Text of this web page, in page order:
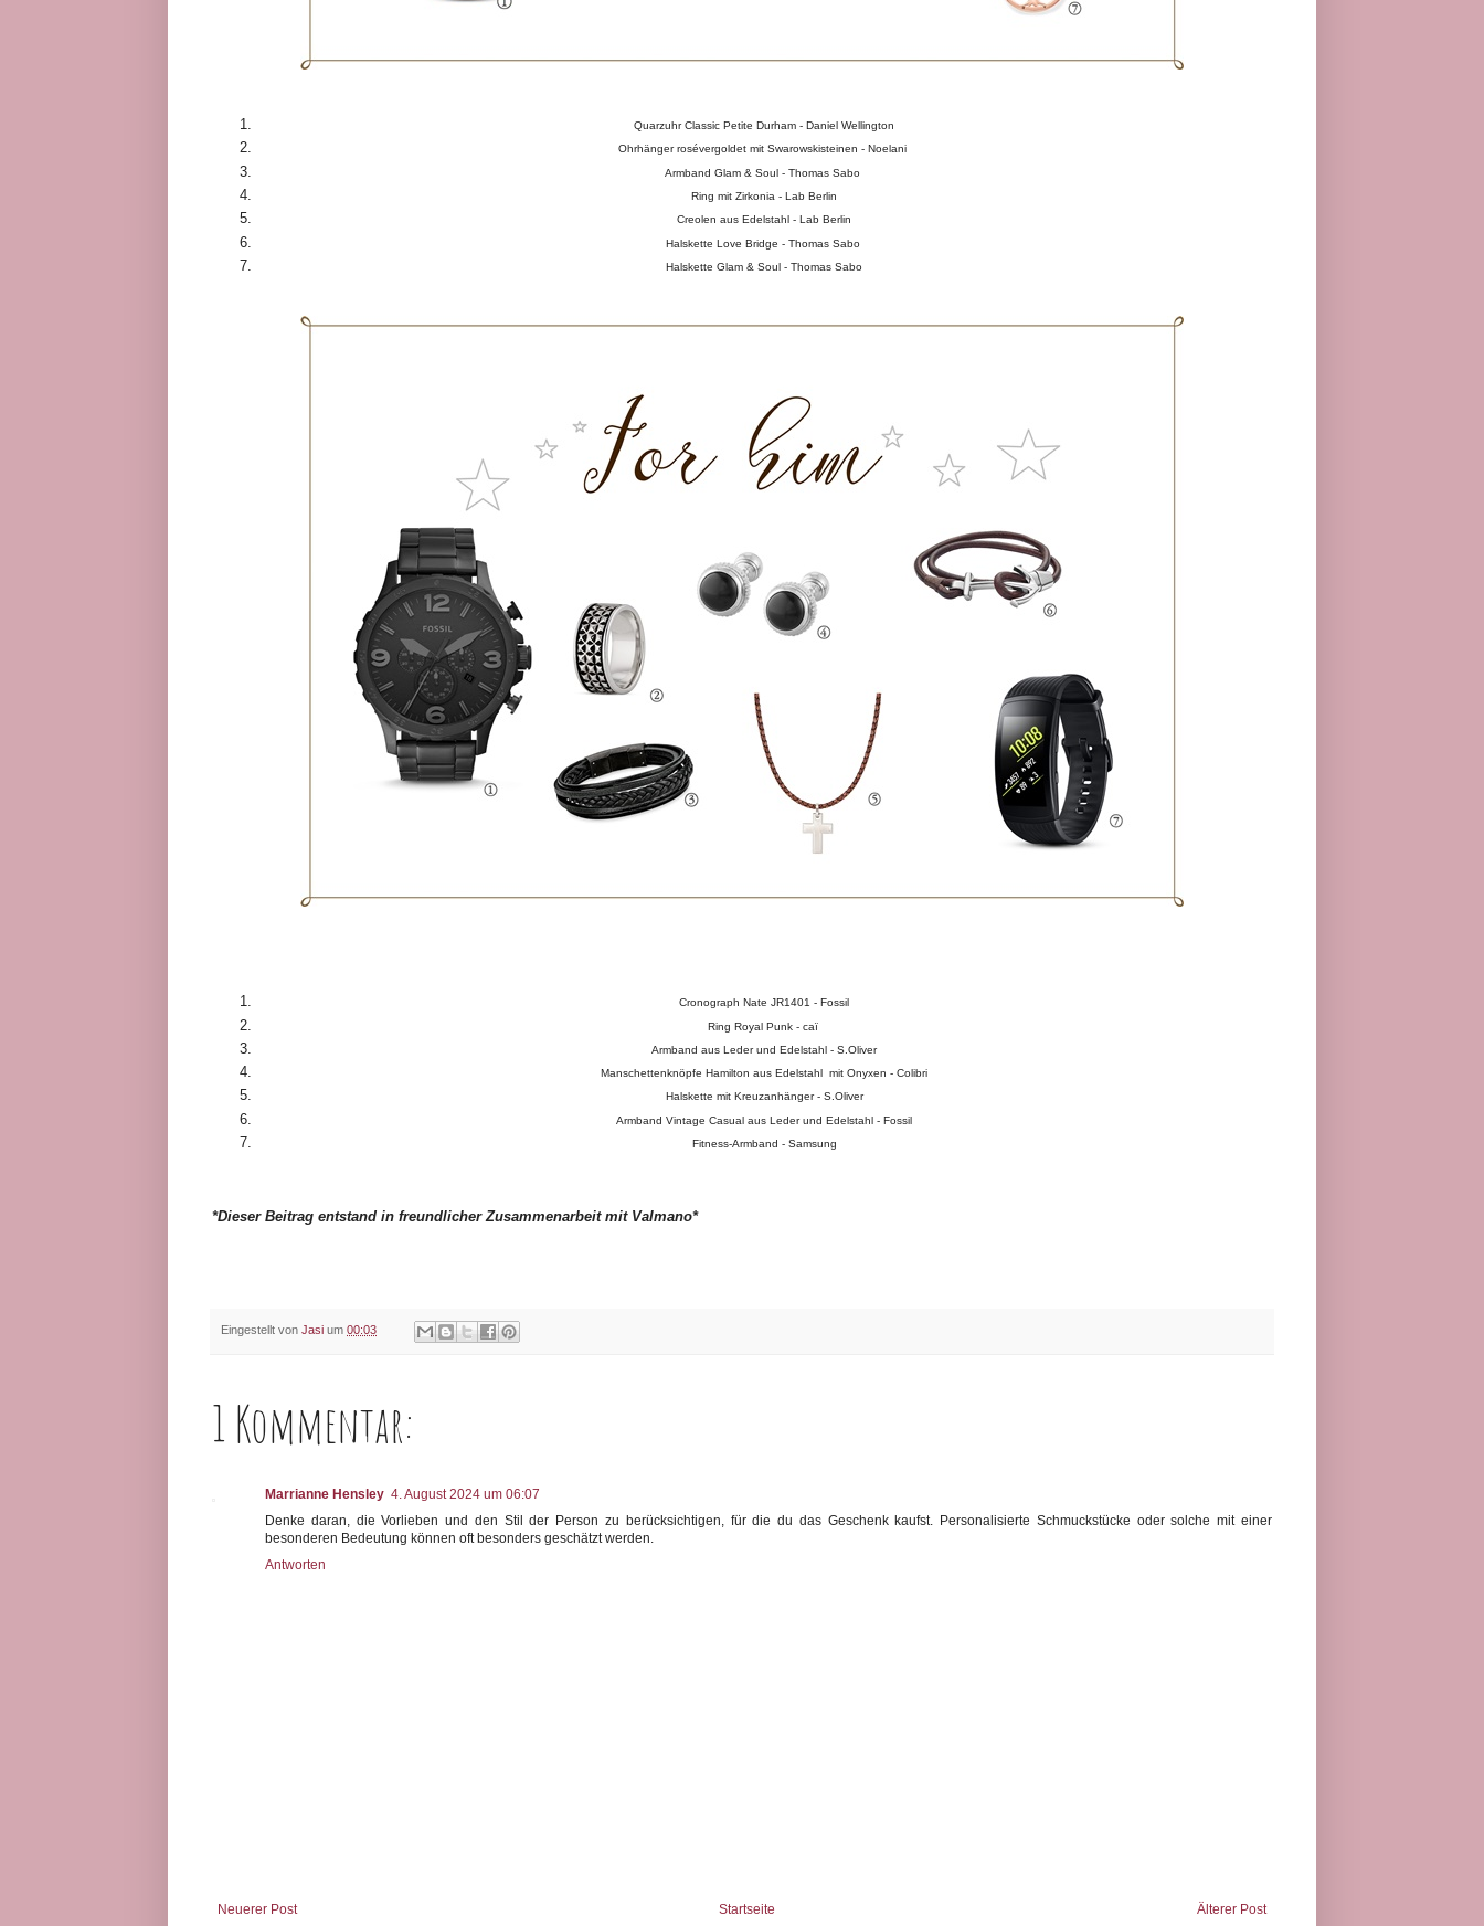
Quarzuhr Classic Petite Durham - Daniel Wellington
Ohrhänger rosévergoldet mit Swarowskisteinen - Noelani
Armband Glam & Soul - Thomas Sabo
Ring mit Zirkonia - Lab Berlin
Creolen aus Edelstahl - Lab Berlin
Halskette Love Bridge - Thomas Sabo
Halskette Glam & Soul - Thomas Sabo
Cronograph Nate JR1401 - Fossil
Ring Royal Punk - caї
Armband aus Leder und Edelstahl - S.Oliver
Manschettenknöpfe Hamilton aus Edelstahl mit Onyxen - Colibri
Halskette mit Kreuzanhänger - S.Oliver
Armband Vintage Casual aus Leder und Edelstahl - Fossil
Fitness-Armband - Samsung
*Dieser Beitrag entstand in freundlicher Zusammenarbeit mit Valmano*
Eingestellt von Jasi um 00:03
1 Kommentar:
Marrianne Hensley 4. August 2024 um 06:07
Denke daran, die Vorlieben und den Stil der Person zu berücksichtigen, für die du das Geschenk kaufst. Personalisierte Schmuckstücke oder solche mit einer
besonderen Bedeutung können oft besonders geschätzt werden.
Antworten
Neuerer Post Älterer Post
Startseite